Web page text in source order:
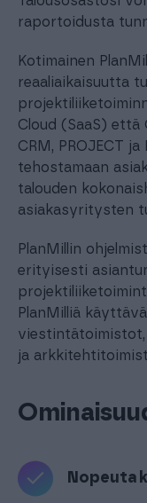
raportoidusta
Kotimainen
reaaliaikaisuutta
Cloud (SaaS) että
CRM, PROJECT
tehostamaan
talouden
asiakasyritysten
PlanMillin
erityisesti
PlanMilliä
ja
Nopeuta